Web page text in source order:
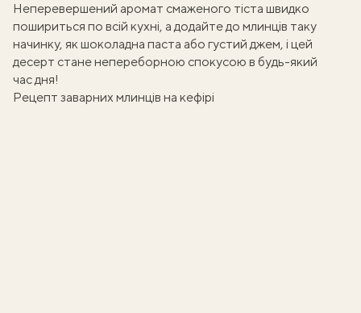
Неперевершений аромат смаженого тіста швидко
пошириться по всій кухні, а додайте до млинців таку
начинку, якшоколадна паста або густий джем, і цей
десерт стане непереборною спокусою в будь-який
час дня!
Рецепт заварних млинців на кефірі